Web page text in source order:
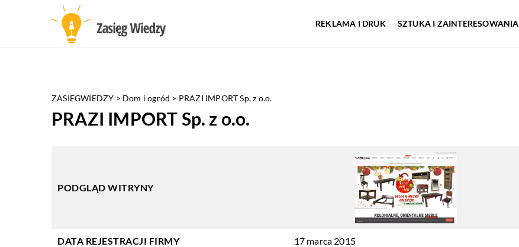
REKLAMA I DRUK SZTUKA I ZAINTERESOWANIA
ZASIEGWIEDZY > Dom i ogród > PRAZI IMPORT Sp. z o.o.
PRAZI IMPORT Sp. z o.o.
PODGLĄD WITRYNY
DATA REJESTRACJI FIRMY 17 marca 2015